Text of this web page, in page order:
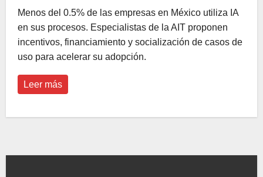
Menos del 0.5% de las empresas en México utiliza IA
en sus procesos. Especialistas de la AIT proponen
incentivos, financiamiento y socialización de casos de
uso para acelerar su adopción.
Leer más